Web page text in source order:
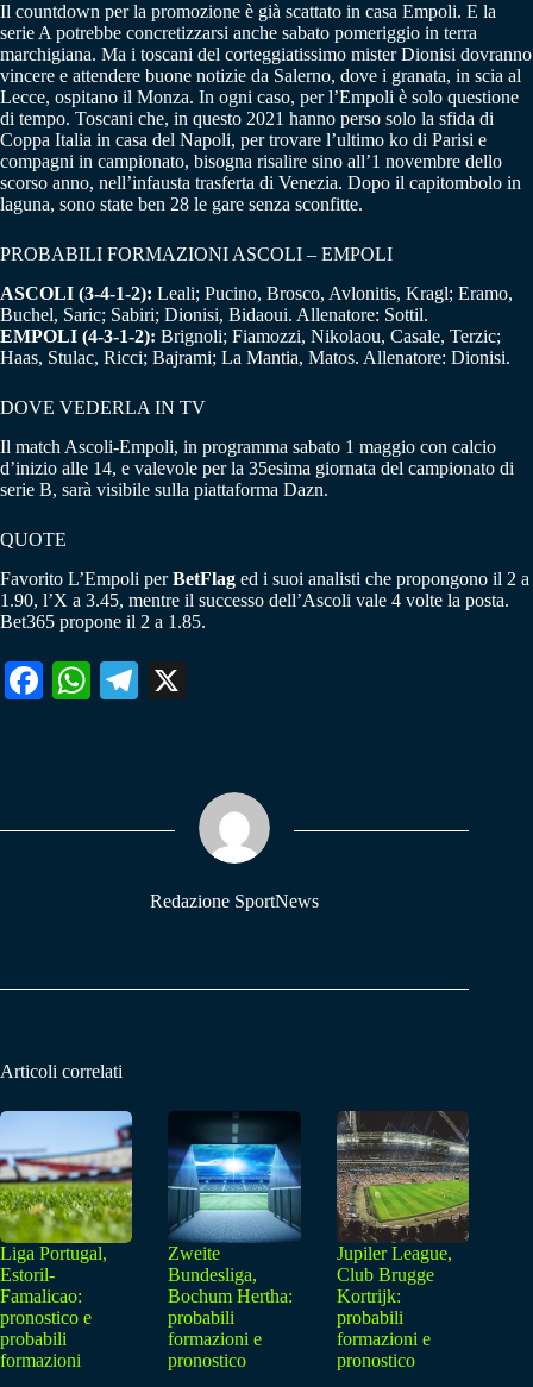
Il countdown per la promozione è già scattato in casa Empoli. E la
serie A potrebbe concretizzarsi anche sabato pomeriggio in terra
marchigiana. Ma i toscani del corteggiatissimo mister Dionisi dovranno
vincere e attendere buone notizie da Salerno, dove i granata, in scia al
Lecce, ospitano il Monza. In ogni caso, per l’Empoli è solo questione
di tempo. Toscani che, in questo 2021 hanno perso solo la sfida di
Coppa Italia in casa del Napoli, per trovare l’ultimo ko di Parisi e
compagni in campionato, bisogna risalire sino all’1 novembre dello
scorso anno, nell’infausta trasferta di Venezia. Dopo il capitombolo in
laguna, sono state ben 28 le gare senza sconfitte.
PROBABILI FORMAZIONI ASCOLI – EMPOLI
ASCOLI (3-4-1-2): Leali; Pucino, Brosco, Avlonitis, Kragl; Eramo,
Buchel, Saric; Sabiri; Dionisi, Bidaoui. Allenatore: Sottil.
EMPOLI (4-3-1-2): Brignoli; Fiamozzi, Nikolaou, Casale, Terzic;
Haas, Stulac, Ricci; Bajrami; La Mantia, Matos. Allenatore: Dionisi.
DOVE VEDERLA IN TV
Il match Ascoli-Empoli, in programma sabato 1 maggio con calcio
d’inizio alle 14, e valevole per la 35esima giornata del campionato di
serie B, sarà visibile sulla piattaforma Dazn.
QUOTE
Favorito L’Empoli perBetFlag ed i suoi analisti che propongono il 2 a
1.90, l’X a 3.45, mentre il successo dell’Ascoli vale 4 volte la posta.
Bet365 propone il 2 a 1.85.
Fa W
pp
Te
m
Redazione SportNews
Articoli correlati
Liga Portugal,
Estoril-
Famalicao:
pronostico e
probabili
formazioni
Zweite
Bundesliga,
Bochum Hertha:
probabili
formazioni e
pronostico
Jupiler League,
Club Brugge
Kortrijk:
probabili
formazioni e
pronostico